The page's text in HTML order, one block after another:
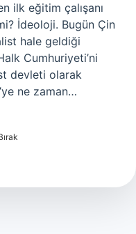
ilk eğitim çalışanı
İdeoloji. Bugün Çin
hale geldiği
Cumhuriyeti’ni
devleti olarak
ne zaman…